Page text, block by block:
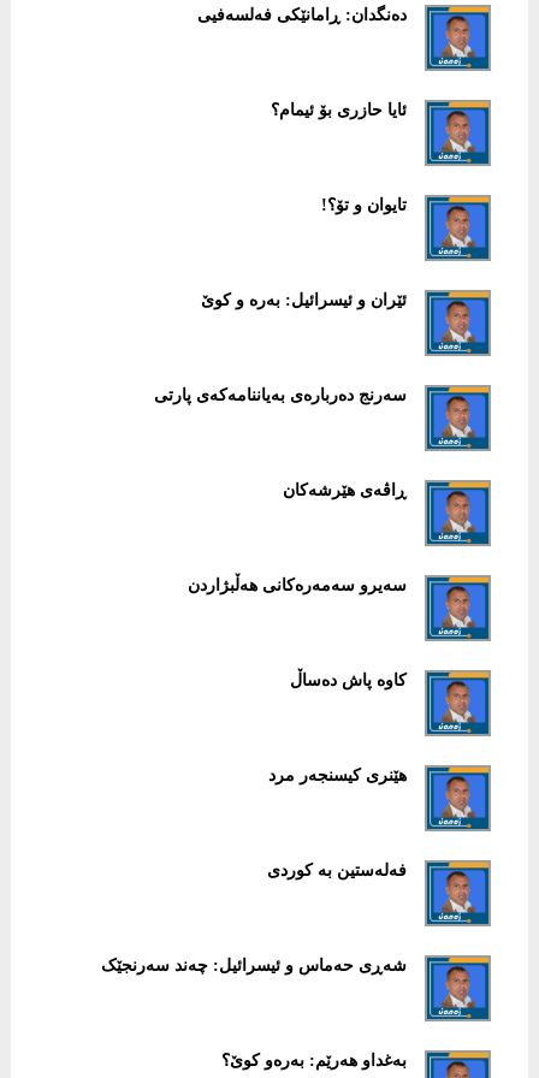
دەنگدان: ڕامانێکی فەلسەفیی
ئایا حازری بۆ ئیمام؟
تایوان و تۆ؟!
ئێران و ئیسرائیل: بەرە و کوێ
سەرنج دەربارەی بەیاننامەکەی پارتی
ڕاڤەی هێرشەکان
سەیرو سەمەرەکانی هەڵبژاردن
کاوە پاش دەساڵ
هێنری کیسنجەر مرد
فەلەستین بە کوردی
شەڕی حەماس و ئیسرائیل: چەند سەرنجێک
بەغداو هەرێم: بەرەو کوێ؟